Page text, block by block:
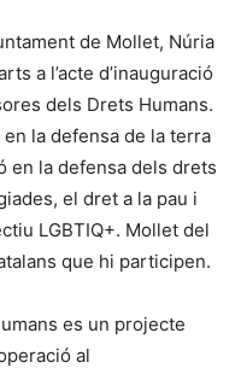
de Mollet, Núria
a l’acte d’inauguració
dels Drets Humans.
en la defensa de la terra
en la defensa dels drets
el dret a la pau i
LGBTIQ+. Mollet del
que hi participen.
es un projecte
al